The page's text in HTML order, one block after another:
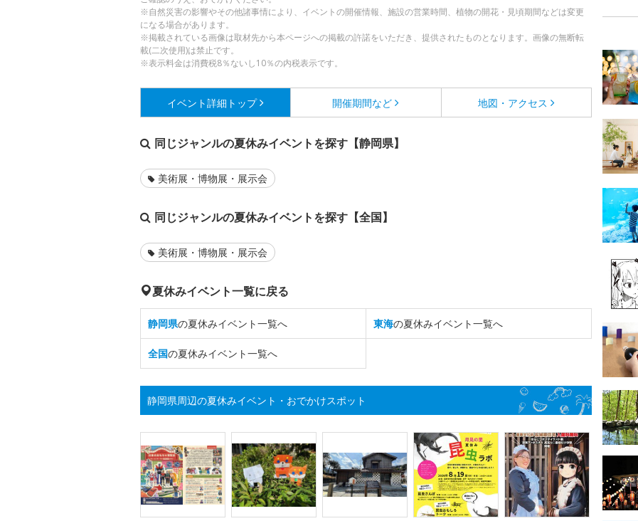
※自然災害の影響やその他諸事情により、イベントの開催情報、施設の営業時間、植物の開花・見頃期間などは変更
になる場合があります。
※掲載されている画像は取材先から本ページへの掲載の許諾をいただき、提供されたものとなります。画像の無断転
載(二次使用)は禁止です。
※表示料金は消費税8％ないし10％の内税表示です。
イベント詳細 トップ 開催期間など 地図・アクセス
同じジャンルの夏休みイベントを探す【静岡県】
美術展・博物展・展示会
同じジャンルの夏休みイベントを探す【全国】
美術展・博物展・展示会
夏休みイベント一覧に戻る
静岡県の夏休みイベント一覧へ 東海の夏休みイベント一覧へ
全国の夏休みイベント一覧へ
静岡県周辺の夏休みイベント・おでかけスポット